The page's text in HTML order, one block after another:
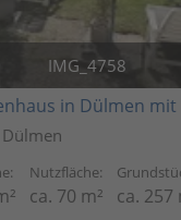
IMG_4758
Nutzfläche:
ca. 70 m² ca. 257